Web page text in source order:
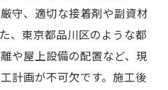
守、適切な接着剤や副資材
、東京都品川区のような都
や屋上設備の配置など、現
計画が不可欠です。施工後